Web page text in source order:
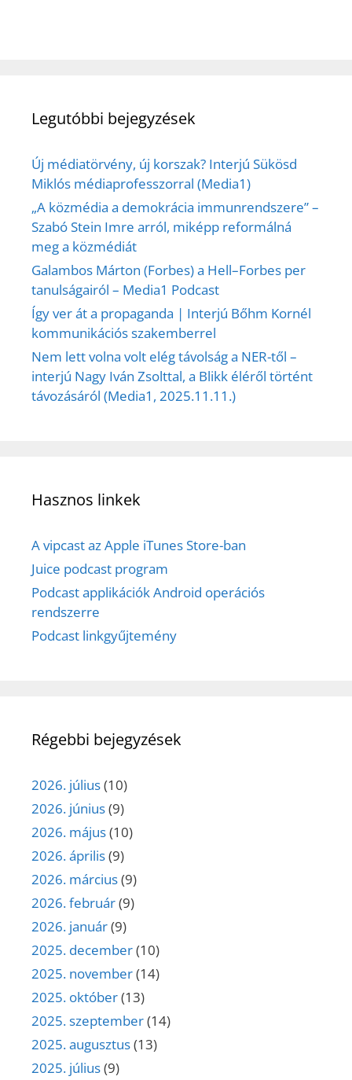
Legutóbbi bejegyzések
Új médiatörvény, új korszak? Interjú Sükösd
Miklós médiaprofesszorral (Media1)
„A közmédia a demokrácia immunrendszere” –
Szabó Stein Imre arról, miképp reformálná
meg a közmédiát
Galambos Márton (Forbes) a Hell–Forbes per
tanulságairól – Media1 Podcast
Így ver át a propaganda | Interjú Bőhm Kornél
kommunikációs szakemberrel
Nem lett volna volt elég távolság a NER-től –
interjú Nagy Iván Zsolttal, a Blikk éléről történt
távozásáról (Media1, 2025.11.11.)
Hasznos linkek
A vipcast az Apple iTunes Store-ban
Juice podcast program
Podcast applikációk Android operációs
rendszerre
Podcast linkgyűjtemény
Régebbi bejegyzések
2026. július(10)
2026. június(9)
2026. május(10)
2026. április(9)
2026. március(9)
2026. február(9)
2026. január(9)
2025. december(10)
2025. november(14)
2025. október(13)
2025. szeptember(14)
2025. augusztus(13)
2025. július(9)